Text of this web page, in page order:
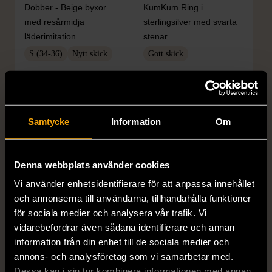
Samtycke Information Om
Denna webbplats använder cookies
Vi använder enhetsidentifierare för att anpassa innehållet
och annonserna till användarna, tillhandahålla funktioner
för sociala medier och analysera vår trafik. Vi
vidarebefordrar även sådana identifierare och annan
information från din enhet till de sociala medier och
annons- och analysföretag som vi samarbetar med.
Dobber - Beige byxor
med resårmidja
läderimitation
S (34-36) Nytt skick
KumKum Ring i
sterlingsilver med svarta
stenar
Gott skick
1/4
Örhängen i sterlingsilver
med spikberlocker
1/5
Armband med färgglada
kulor